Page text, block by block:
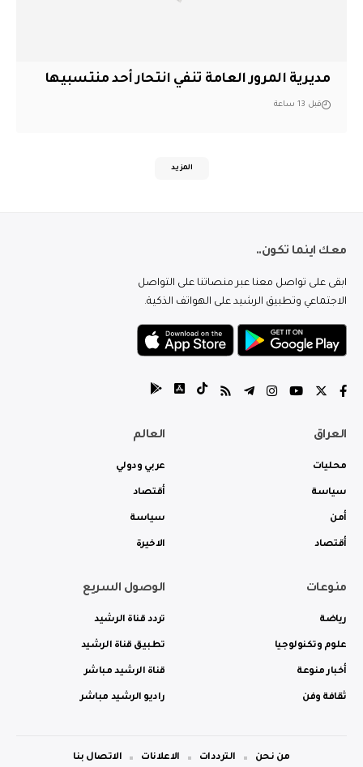
مديرية المرور العامة تنفي انتحار أحد منتسبيها
قبل 13 ساعة
المزيد
معك اينما تكون..
ابقى على تواصل معنا عبر منصاتنا على التواصل
الاجتماعي وتطبيق الرشيد على الهواتف الذكية.
العراق
محليات
سياسة
أمن
أقتصاد
العالم
عربي ودولي
أقتصاد
سياسة
الاخيرة
منوعات
رياضة
علوم وتكنولوجيا
أخبار منوعة
ثقافة وفن
الوصول السريع
تردد قناة الرشيد
تطبيق قناة الرشيد
قناة الرشيد مباشر
راديو الرشيد مباشر
من نحن الترددات الاعلانات الاتصال بنا